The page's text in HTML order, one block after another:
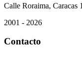
Calle Roraima, Caracas
2001 - 2026
Contacto